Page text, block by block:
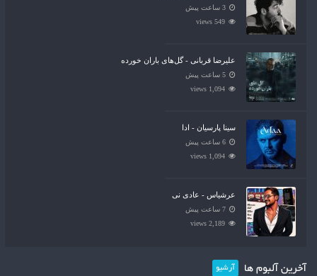
3 ساعت پیش
549 views
علیرضا قربانی - گل‌های باران خورده
5 ساعت پیش
1,094 views
سینا پارسیان - ادا
6 ساعت پیش
1,094 views
عرشیاس - عادی نی
7 ساعت پیش
2,189 views
آخرین آلبوم ها آرشیو